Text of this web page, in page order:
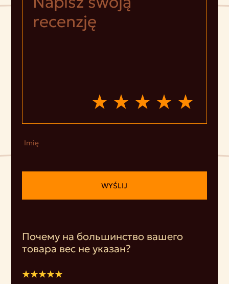
Почему на большинство вашего
товара вес не указан?
Imię
WYŚLIJ